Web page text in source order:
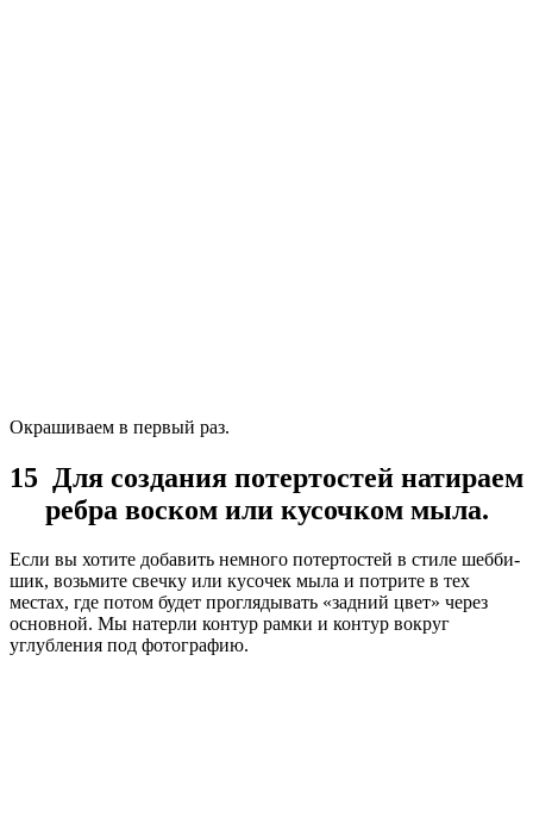
Окрашиваем в первый раз.
15 Для создания потертостей натираем
ребра воском или кусочком мыла.
Если вы хотите добавить немного потертостей в стиле шебби-
шик, возьмите свечку или кусочек мыла и потрите в тех
местах, где потом будет проглядывать «задний цвет» через
основной. Мы натерли контур рамки и контур вокруг
углубления под фотографию.